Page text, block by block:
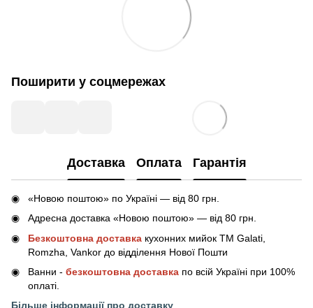
Поширити у соцмережах
Доставка Оплата Гарантія
«Новою поштою» по Україні — від 80 грн.
Адресна доставка «Новою поштою» — від 80 грн.
Безкоштовна доставка кухонних мийок ТМ Galati,
Romzha, Vankor до відділення Нової Пошти
Ванни - безкоштовна доставка по всій Україні при 100%
оплаті.
Більше інформації про доставку